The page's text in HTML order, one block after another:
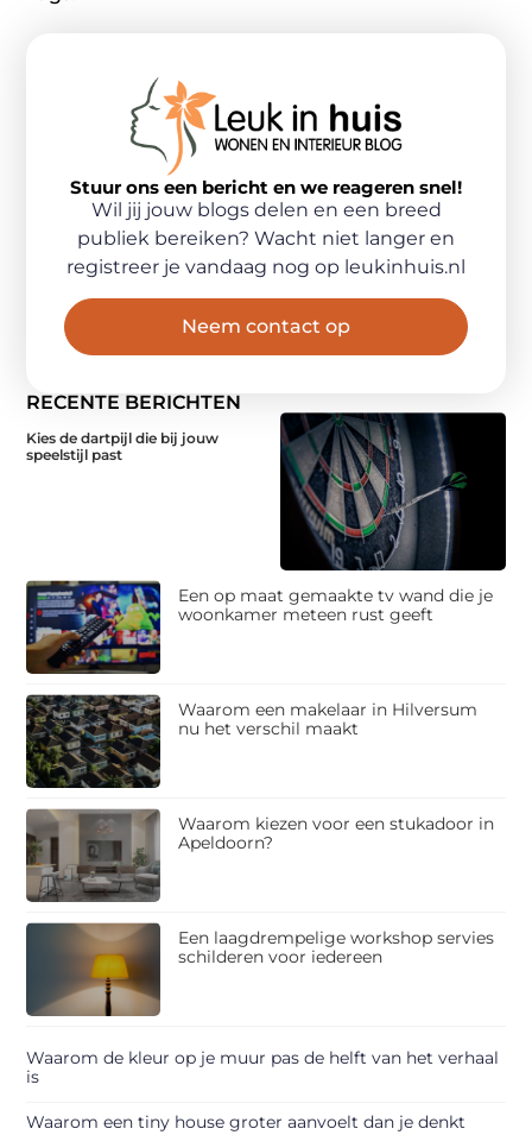
RECENTE BERICHTEN
Kies de dartpijl die bij jouw
speelstijl past
Een op maat gemaakte tv wand die je
woonkamer meteen rust geeft
Waarom een makelaar in Hilversum
nu het verschil maakt
Waarom kiezen voor een stukadoor in
Apeldoorn?
Een laagdrempelige workshop servies
schilderen voor iedereen
Waarom de kleur op je muur pas de helft van het verhaal
is
Waarom een tiny house groter aanvoelt dan je denkt
Stuur ons een bericht en we reageren snel!
Wil jij jouw blogs delen en een breed
publiek bereiken? Wacht niet langer en
registreer je vandaag nog op leukinhuis.nl
Neem contact op